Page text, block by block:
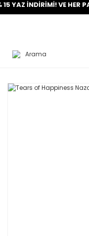
İNDİRİMİ! VE HER
Arama